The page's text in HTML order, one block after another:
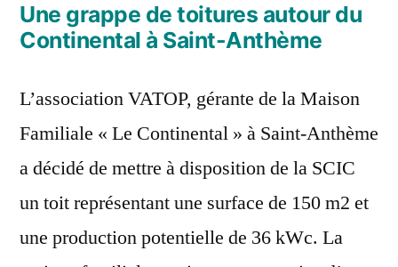
Une grappe de toitures autour du
Continental à Saint-Anthème
L’association VATOP, gérante de la Maison
Familiale « Le Continental » à Saint-Anthème
a décidé de mettre à disposition de la SCIC
un toit représentant une surface de 150 m2 et
une production potentielle de 36 kWc. La